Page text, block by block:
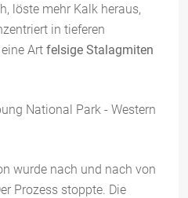
löste mehr Kalk heraus,
in tieferen
Art felsige Stalagmiten
wurde nach und nach von
Prozess stoppte. Die